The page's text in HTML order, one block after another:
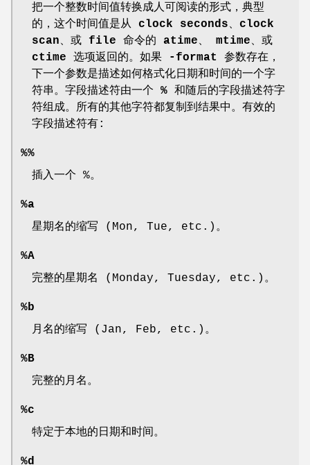
把一个整数时间值转换成人可阅读的形式，典型
的，这个时间值是从 clock seconds、 clock
scan、或 file 命令的 atime、 mtime、或
ctime 选项返回的。如果 -format
参数存在，
下一个参数是描述如何格式化日期和时间的一个字
符串。字段描述符由一个 % 和随后的字段描述符字
符组成。所有的其他字符都复制到结果中。有效的
字段描述符有:
%%
插入一个 %。
%a
星期名的缩写 (Mon, Tue, etc.)。
%A
完整的星期名 (Monday, Tuesday, etc.)。
%b
月名的缩写 (Jan, Feb, etc.)。
%B
完整的月名。
%c
特定于本地的日期和时间。
%d